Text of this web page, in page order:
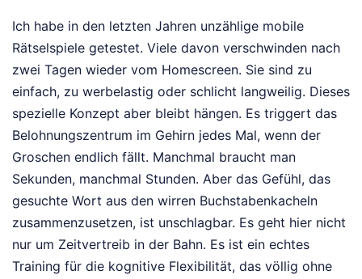
Ich habe in den letzten Jahren unzählige mobile
Rätselspiele getestet. Viele davon verschwinden nach
zwei Tagen wieder vom Homescreen. Sie sind zu
einfach, zu werbelastig oder schlicht langweilig. Dieses
spezielle Konzept aber bleibt hängen. Es triggert das
Belohnungszentrum im Gehirn jedes Mal, wenn der
Groschen endlich fällt. Manchmal braucht man
Sekunden, manchmal Stunden. Aber das Gefühl, das
gesuchte Wort aus den wirren Buchstabenkacheln
zusammenzusetzen, ist unschlagbar. Es geht hier nicht
nur um Zeitvertreib in der Bahn. Es ist ein echtes
Training für die kognitive Flexibilität, das völlig ohne